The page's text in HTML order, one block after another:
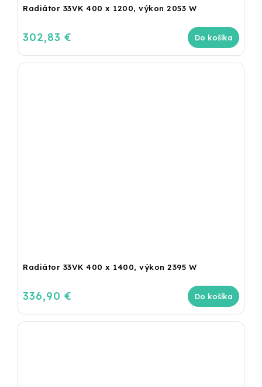
Radiátor 33VK 400 x 1200, výkon 2053 W
302,83 € Do košíka
Radiátor 33VK 400 x 1400, výkon 2395 W
336,90 € Do košíka